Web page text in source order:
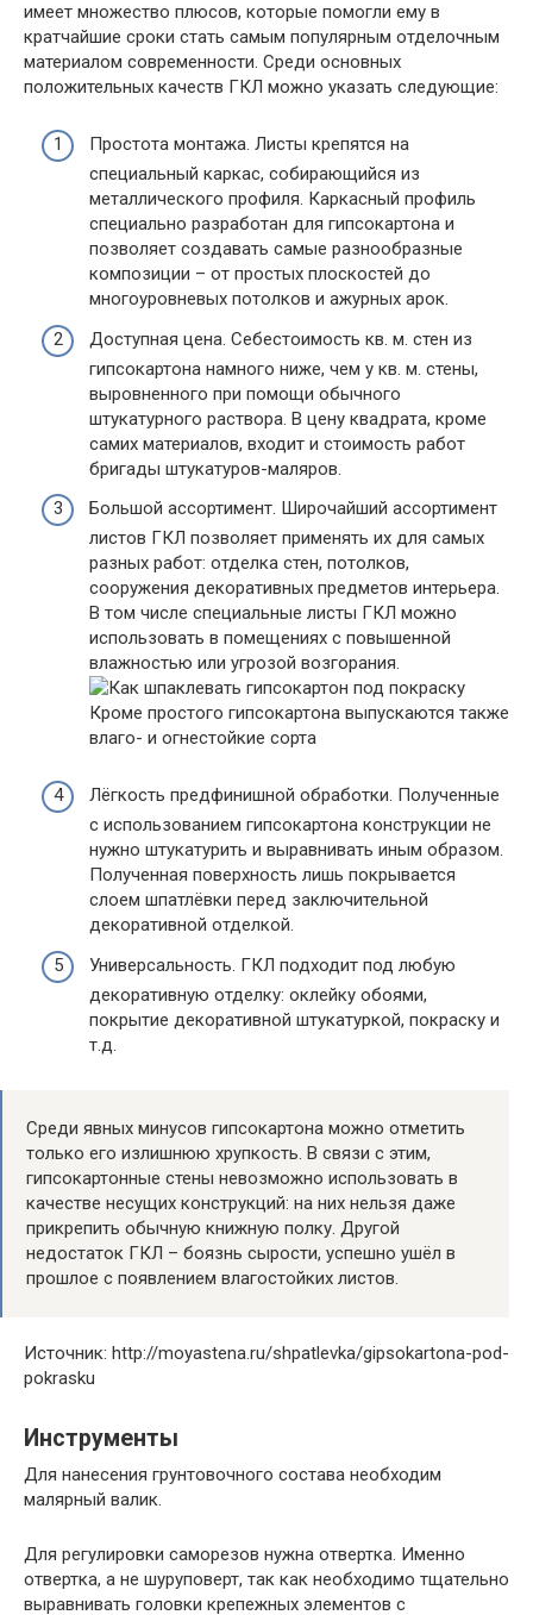
имеет множество плюсов, которые помогли ему в
кратчайшие сроки стать самым популярным отделочным
материалом современности. Среди основных
положительных качеств ГКЛ можно указать следующие:
Простота монтажа. Листы крепятся на
специальный каркас, собирающийся из
металлического профиля. Каркасный профиль
специально разработан для гипсокартона и
позволяет создавать самые разнообразные
композиции – от простых плоскостей до
многоуровневых потолков и ажурных арок.
Доступная цена. Себестоимость кв. м. стен из
гипсокартона намного ниже, чем у кв. м. стены,
выровненного при помощи обычного
штукатурного раствора. В цену квадрата, кроме
самих материалов, входит и стоимость работ
бригады штукатуров-маляров.
Большой ассортимент. Широчайший ассортимент
листов ГКЛ позволяет применять их для самых
разных работ: отделка стен, потолков,
сооружения декоративных предметов интерьера.
В том числе специальные листы ГКЛ можно
использовать в помещениях с повышенной
влажностью или угрозой возгорания.
Кроме простого гипсокартона выпускаются также
влаго- и огнестойкие сорта
Лёгкость предфинишной обработки. Полученные
с использованием гипсокартона конструкции не
нужно штукатурить и выравнивать иным образом.
Полученная поверхность лишь покрывается
слоем шпатлёвки перед заключительной
декоративной отделкой.
Универсальность. ГКЛ подходит под любую
декоративную отделку: оклейку обоями,
покрытие декоративной штукатуркой, покраску и
т.д.
Среди явных минусов гипсокартона можно отметить
только его излишнюю хрупкость. В связи с этим,
гипсокартонные стены невозможно использовать в
качестве несущих конструкций: на них нельзя даже
прикрепить обычную книжную полку. Другой
недостаток ГКЛ – боязнь сырости, успешно ушёл в
прошлое с появлением влагостойких листов.
Источник: http://moyastena.ru/shpatlevka/gipsokartona-pod-
pokrasku
Инструменты
Для нанесения грунтовочного состава необходим
малярный валик.
Для регулировки саморезов нужна отвертка. Именно
отвертка, а не шуруповерт, так как необходимо тщательно
выравнивать головки крепежных элементов с